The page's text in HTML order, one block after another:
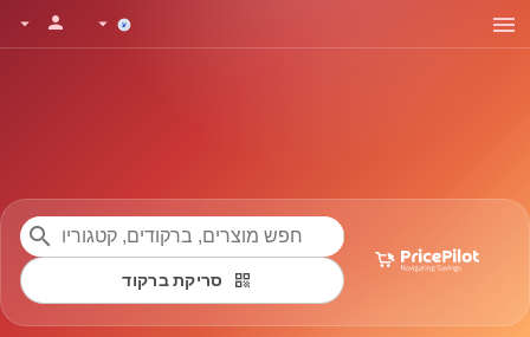
menu
arrow_drop_down
person
arrow_drop_down
search
qr_code סריקת ברקוד